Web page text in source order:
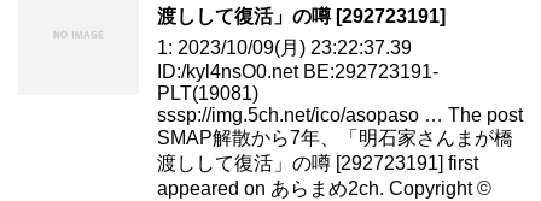
渡しして復活」の噂 [292723191]
1: 2023/10/09(月) 23:22:37.39
ID:/kyl4nsO0.net BE:292723191-
PLT(19081)
sssp://img.5ch.net/ico/asopaso … The post
SMAP解散から7年、「明石家さんまが橋
渡しして復活」の噂 [292723191] first
appeared on あらまめ2ch. Copyright ©